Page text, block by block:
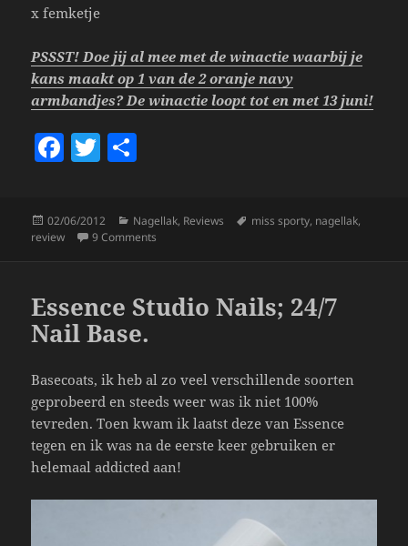
x femketje
PSSST! Doe jij al mee met de winactie waarbij je
kans maakt op 1 van de 2 oranje navy
armbandjes? De winactie loopt tot en met 13 juni!
F
e
o
o
k
T
erre
Posted
on
02/06/2012 Categories
Nagellak, Reviews Tags
miss sporty, nagellak,
review
9 Comments
Essence Studio Nails; 24/7
Nail Base.
Basecoats, ik heb al zo veel verschillende soorten
geprobeerd en steeds weer was ik niet 100%
tevreden. Toen kwam ik laatst deze van Essence
tegen en ik was na de eerste keer gebruiken er
helemaal addicted aan!